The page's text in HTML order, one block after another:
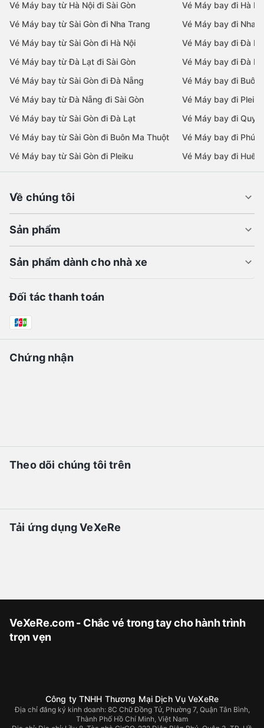
Vé Máy bay từ Hà Nội đi Sài Gòn
Vé Máy bay từ Sài Gòn đi Nha Trang
Vé Máy bay từ Sài Gòn đi Hà Nội
Vé Máy bay từ Đà Lạt đi Sài Gòn
Vé Máy bay từ Sài Gòn đi Đà Nẵng
Vé Máy bay từ Đà Nẵng đi Sài Gòn
Vé Máy bay từ Sài Gòn đi Đà Lạt
Vé Máy bay từ Sài Gòn đi Buôn Ma Thuột
Vé Máy bay từ Sài Gòn đi Pleiku
Vé Máy bay đi Hà
Vé Máy bay đi Nha
Vé Máy bay đi Đà
Vé Máy bay đi Đà
Vé Máy bay đi Buôn
Vé Máy bay đi Pleiku
Vé Máy bay đi Quy
Vé Máy bay đi Phú
Vé Máy bay đi Huế
Về chúng tôi
Sản phẩm
Sản phẩm dành cho nhà xe
Đối tác thanh toán
Chứng nhận
Theo dõi chúng tôi trên
Tải ứng dụng VeXeRe
VeXeRe.com - Chắc vé trong tay cho hành trình
trọn vẹn
Công ty TNHH Thương Mại Dịch Vụ VeXeRe
Địa chỉ đăng ký kinh doanh: 8C Chữ Đồng Tử, Phường 7, Quận Tân Bình,
Thành Phố Hồ Chí Minh, Việt Nam